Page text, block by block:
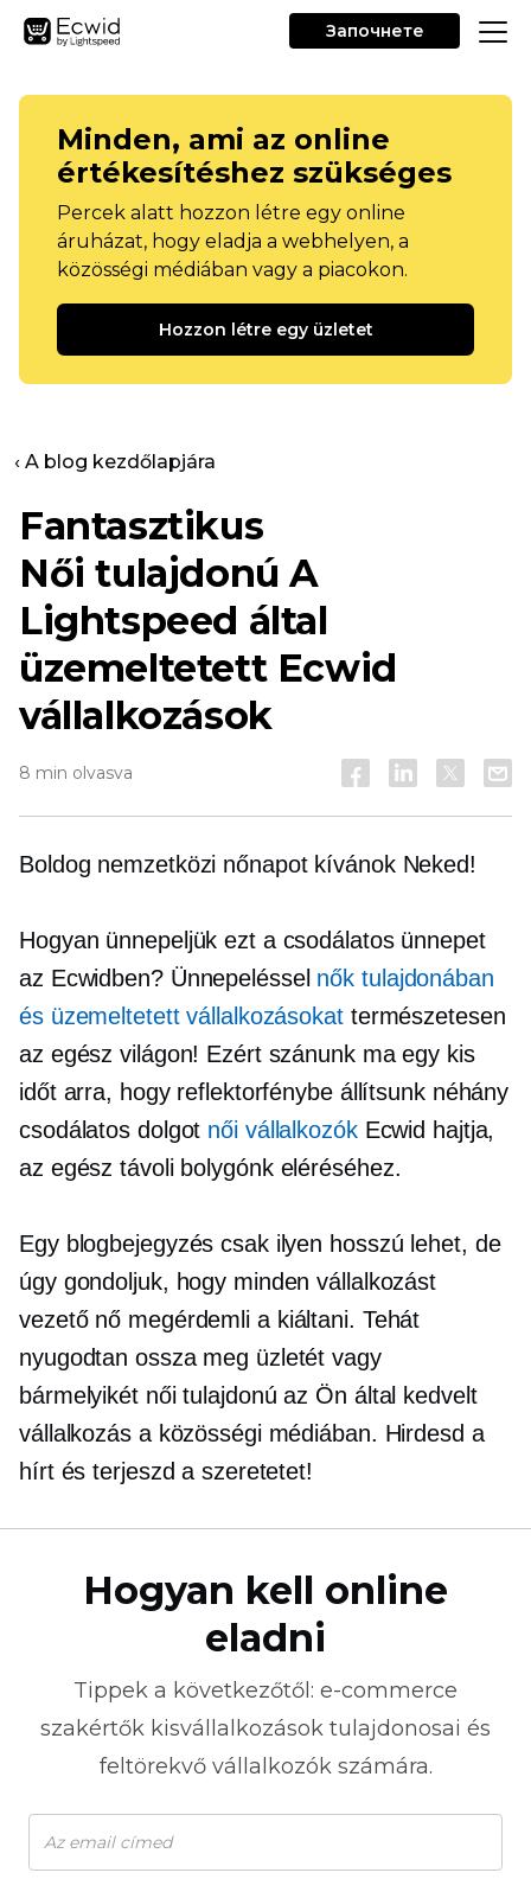
Започнете
Minden, ami az online
értékesítéshez szükséges
Percek alatt hozzon létre egy online
áruházat, hogy eladja a webhelyen, a
közösségi médiában vagy a piacokon.
Hozzon létre egy üzletet
‹ A blog kezdőlapjára
Fantasztikus
Női tulajdonú A
Lightspeed által
üzemeltetett Ecwid
vállalkozások
8 min olvasva
Boldog nemzetközi nőnapot kívánok Neked!
Hogyan ünnepeljük ezt a csodálatos ünnepet
az Ecwidben? Ünnepeléssel nők tulajdonában
és üzemeltetett vállalkozásokattermészetesen
az egész világon! Ezért szánunk ma egy kis
időt arra, hogy reflektorfénybe állítsunk néhány
csodálatos dolgot női vállalkozókEcwid hajtja,
az egésztávolibolygónk eléréséhez.
Egy blogbejegyzés csak ilyen hosszú lehet, de
úgy gondoljuk, hogy minden vállalkozást
vezető nő megérdemli a kiáltani. Tehát
nyugodtan ossza meg üzletét vagy
bármelyikét női tulajdonú az Ön által kedvelt
vállalkozás a közösségi médiában. Hirdesd a
hírt és terjeszd a szeretetet!
Hogyan kell online
eladni
Tippek a következőtől: e-commerce
szakértők kisvállalkozások tulajdonosai és
feltörekvő vállalkozók számára.